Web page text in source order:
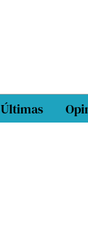
Últimas